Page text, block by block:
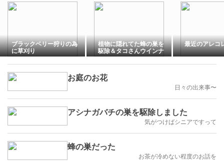
ブラックベリー狩りの為
に草刈り
植物に隠れてた蜂の巣を
駆除＆タコさんウインナ
ーな花(*Ü*)♬
最近のアレコ
お庭のお花
日々の出来事〜
アシナガバチの巣を駆除しました
気がつけばシニアですって
蜂の巣だった
お茶が冷めない程度のお話を